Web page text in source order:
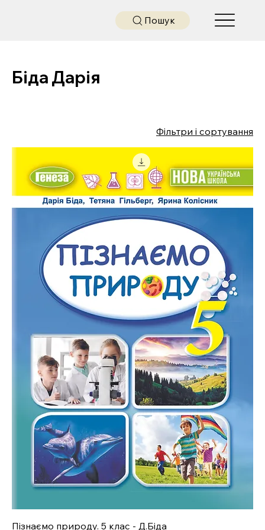
Пошук
Біда Дарія
Фільтри і сортування
Пізнаємо природу. 5 клас - Д.Біда